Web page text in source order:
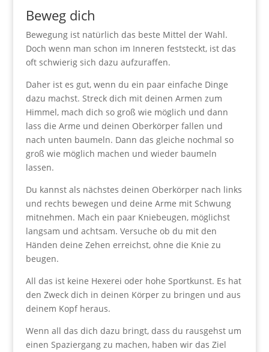
Beweg dich
Bewegung ist natürlich das beste Mittel der Wahl.
Doch wenn man schon im Inneren feststeckt, ist das
oft schwierig sich dazu aufzuraffen.
Daher ist es gut, wenn du ein paar einfache Dinge
dazu machst. Streck dich mit deinen Armen zum
Himmel, mach dich so groß wie möglich und dann
lass die Arme und deinen Oberkörper fallen und
nach unten baumeln. Dann das gleiche nochmal so
groß wie möglich machen und wieder baumeln
lassen.
Du kannst als nächstes deinen Oberkörper nach links
und rechts bewegen und deine Arme mit Schwung
mitnehmen. Mach ein paar Kniebeugen, möglichst
langsam und achtsam. Versuche ob du mit den
Händen deine Zehen erreichst, ohne die Knie zu
beugen.
All das ist keine Hexerei oder hohe Sportkunst. Es hat
den Zweck dich in deinen Körper zu bringen und aus
deinem Kopf heraus.
Wenn all das dich dazu bringt, dass du rausgehst um
einen Spaziergang zu machen, haben wir das Ziel